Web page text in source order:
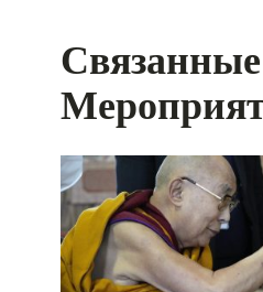
Связанные